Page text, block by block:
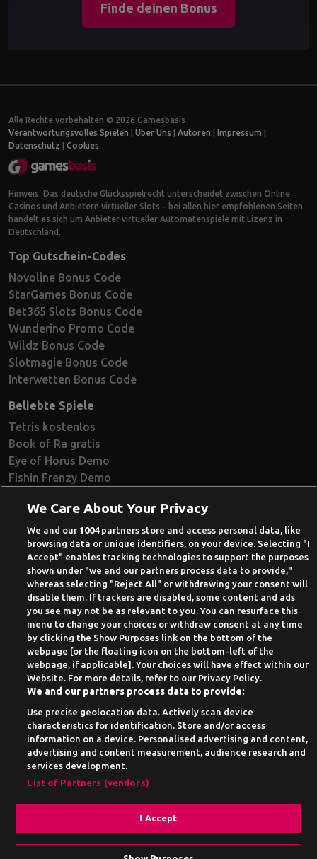
Finde deinen Bonus
Alle Rechte vorbehalten © 2026 Gamesbasis
Verantwortungsvolles Spielen
Über Uns Autoren Impressum
Datenschutz
Cookies
Hinweis: Das deutsche Glücksspielrecht unterscheidet zwischen Online
Casinos und Anbietern virtueller Slots – bei allen hier empfohlenen Seiten
handelt es sich um Anbieter virtueller Automatenspiele mit Lizenz in
Deutschland.
Top Gutschein-Codes
Novoline Bonus Code
StarGames Bonus Code
Bet365 Slots Bonus Code
Wunderino Promo Code
Wildz Bonus Code
Slotmagie Bonus Code
Interwetten Bonus Code
Beliebte Spiele
Tetris kostenlos
Book of Ra gratis
Eye of Horus Demo
Fishin Frenzy Demo
Book of Dead Demo
Razor Shark Demo
Beste Online Casinos 2026
Online Casino Demo spielen
Casino Bonus ohne Einzahlung
50 Freispiele für 1 Euro
Online Casino Paypal
News-Archiv
Drehe am Gamesbasis Glücksrad und
Suchtrisiken, Glücksspiel kann süchtig machen - Hilfe finden Sie auf
Deutschland lizenziert und werden von der
We Care About Your Privacy
We and our1004partners store and access personal data, like
browsing data or unique identifiers, on your device. Selecting "I
Accept" enables tracking technologies to support the purposes
shown under "we and our partners process data to provide,"
whereas selecting "Reject All" or withdrawing your consent will
disable them. If trackers are disabled, some content and ads
you see may not be as relevant to you. You can resurface this
menu to change your choices or withdraw consent at any time
by clicking the Show Purposes link on the bottom of the
webpage [or the floating icon on the bottom-left of the
webpage, if applicable]. Your choices will have effect within our
Website. For more details, refer to our Privacy Policy.
We and our partners process data to provide:
Use precise geolocation data. Actively scan device
characteristics for identification. Store and/or access
information on a device. Personalised advertising and content,
advertising and content measurement, audience research and
services development.
List of Partners (vendors)
I Accept